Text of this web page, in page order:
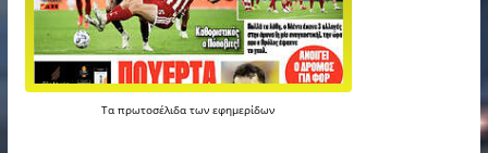
Ταπρωτοσέλιδατωνεφημερίδων